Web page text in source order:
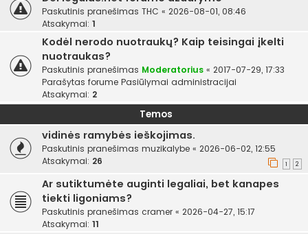
Paskutinis pranešimas THC « 2026-08-01, 08:46
Atsakymai: 1
Kodėl nerodo nuotraukų? Kaip teisingai įkelti
nuotraukas?
Paskutinis pranešimas Moderatorius « 2017-07-29, 17:33
Parašytas forume Pasiūlymai administracijai
Atsakymai: 2
Temos
vidinės ramybės ieškojimas.
Paskutinis pranešimas muzikalybe « 2026-06-02, 12:55
Atsakymai: 26 1 2
Ar sutiktumėte auginti legaliai, bet kanapes
tiekti ligoniams?
Paskutinis pranešimas cramer « 2026-04-27, 15:17
Atsakymai: 11